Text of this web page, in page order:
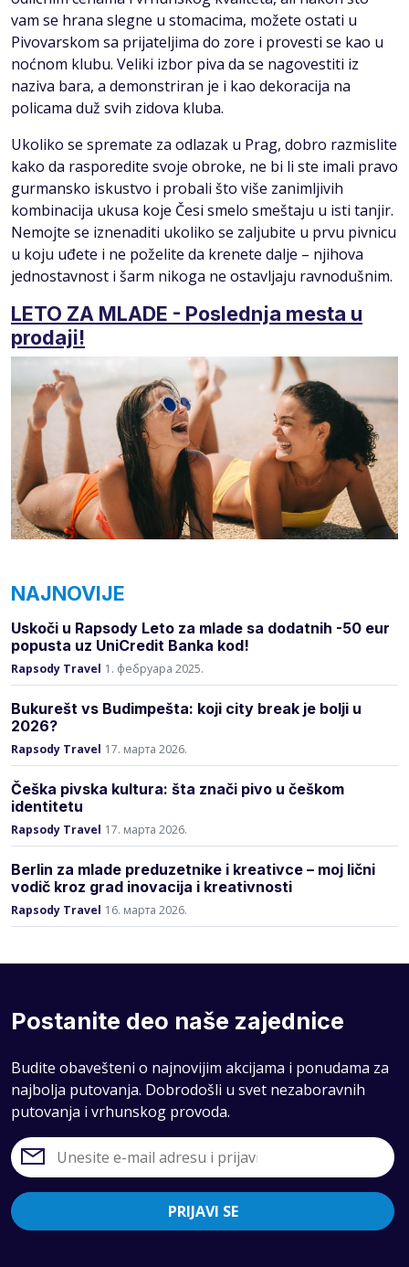
vam se hrana slegne u stomacima, možete ostati u
Pivovarskom sa prijateljima do zore i provesti se kao u
noćnom klubu. Veliki izbor piva da se nagovestiti iz
naziva bara, a demonstriran je i kao dekoracija na
policama duž svih zidova kluba.
Ukoliko se spremate za odlazak u Prag, dobro razmislite
kako da rasporedite svoje obroke, ne bi li ste imali pravo
gurmansko iskustvo i probali što više zanimljivih
kombinacija ukusa koje Česi smelo smeštaju u isti tanjir.
Nemojte se iznenaditi ukoliko se zaljubite u prvu pivnicu
u koju uđete i ne poželite da krenete dalje – njihova
jednostavnost i šarm nikoga ne ostavljaju ravnodušnim.
LETO ZA MLADE - Poslednja mesta u
prodaji!
NAJNOVIJE
Uskoči u Rapsody Leto za mlade sa dodatnih -50 eur
popusta uz UniCredit Banka kod!
Rapsody Travel 1. фебруара 2025.
Bukurešt vs Budimpešta: koji city break je bolji u
2026?
Rapsody Travel 17. марта 2026.
Češka pivska kultura: šta znači pivo u češkom
identitetu
Rapsody Travel 17. марта 2026.
Berlin za mlade preduzetnike i kreativce – moj lični
vodič kroz grad inovacija i kreativnosti
Rapsody Travel 16. марта 2026.
Postanite deo naše zajednice
Budite obavešteni o najnovijim akcijama i ponudama za
najbolja putovanja. Dobrodošli u svet nezaboravnih
putovanja i vrhunskog provoda.
PRIJAVI SE